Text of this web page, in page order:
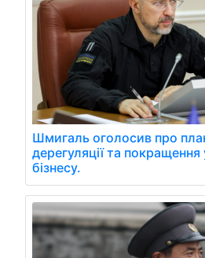
Шмигаль оголосив про
дерегуляції та
бізнесу.